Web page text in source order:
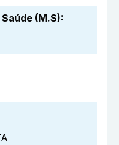
(M.S):